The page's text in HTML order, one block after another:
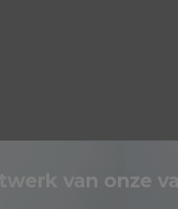
van onze